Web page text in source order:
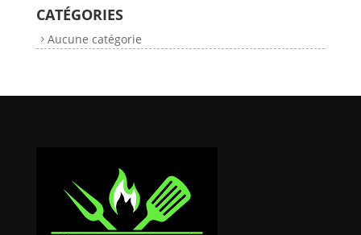
CATÉGORIES
Aucune catégorie